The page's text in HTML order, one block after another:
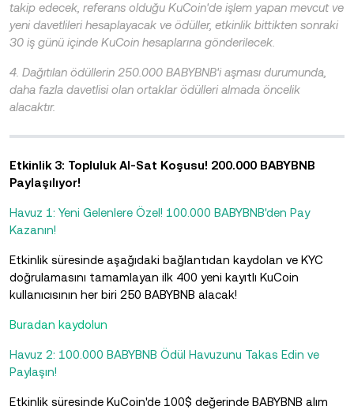
takip edecek, referans olduğu KuCoin'de işlem yapan mevcut ve
yeni davetlileri hesaplayacak ve ödüller, etkinlik bittikten sonraki
30 iş günü içinde KuCoin hesaplarına gönderilecek.
4. Dağıtılan ödüllerin 250.000 BABYBNB'i aşması durumunda,
daha fazla davetlisi olan ortaklar ödülleri almada öncelik
alacaktır.
Etkinlik 3: Topluluk Al-Sat Koşusu! 200.000 BABYBNB
Paylaşılıyor!
Havuz 1: Yeni Gelenlere Özel! 100.000 BABYBNB'den Pay
Kazanın!
Etkinlik süresinde aşağıdaki bağlantıdan kaydolan ve KYC
doğrulamasını tamamlayan ilk 400 yeni kayıtlı KuCoin
kullanıcısının her biri 250 BABYBNB alacak!
Buradan kaydolun
Havuz 2: 100.000 BABYBNB Ödül Havuzunu Takas Edin ve
Paylaşın!
Etkinlik süresinde KuCoin'de 100$ değerinde BABYBNB alım